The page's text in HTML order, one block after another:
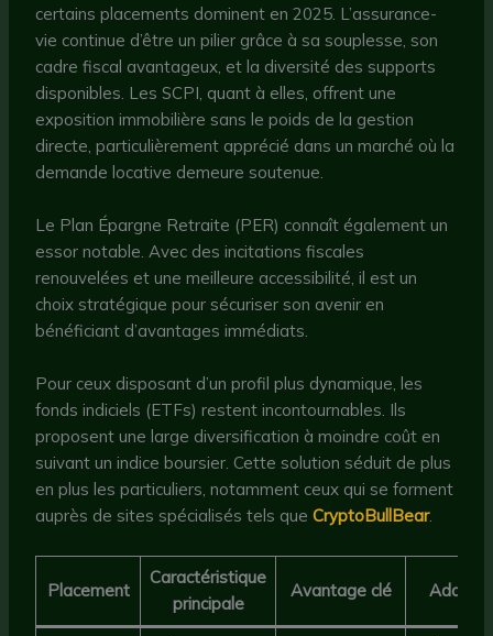
certains placements dominent en 2025. L’assurance-
vie continue d’être un pilier grâce à sa souplesse, son
cadre fiscal avantageux, et la diversité des supports
disponibles. Les SCPI, quant à elles, offrent une
exposition immobilière sans le poids de la gestion
directe, particulièrement apprécié dans un marché où la
demande locative demeure soutenue.
Le Plan Épargne Retraite (PER) connaît également un
essor notable. Avec des incitations fiscales
renouvelées et une meilleure accessibilité, il est un
choix stratégique pour sécuriser son avenir en
bénéficiant d’avantages immédiats.
Pour ceux disposant d’un profil plus dynamique, les
fonds indiciels (ETFs) restent incontournables. Ils
proposent une large diversification à moindre coût en
suivant un indice boursier. Cette solution séduit de plus
en plus les particuliers, notamment ceux qui se forment
auprès de sites spécialisés tels queCryptoBullBear.
Placement
Caractéristique
principale
Avantage clé Adapté